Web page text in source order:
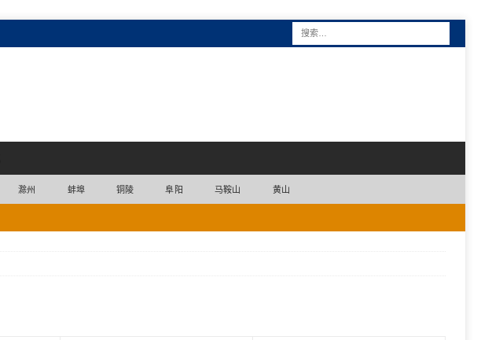
滁州 蚌埠 铜陵 阜阳 马鞍山 黄山